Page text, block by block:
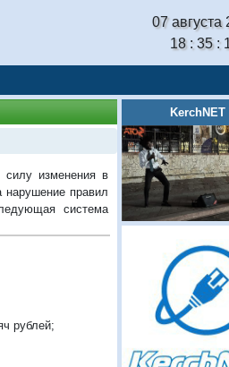
07 августа
18 : 35 :
силу изменения в
нарушение правил
система
рублей;
KerchNET